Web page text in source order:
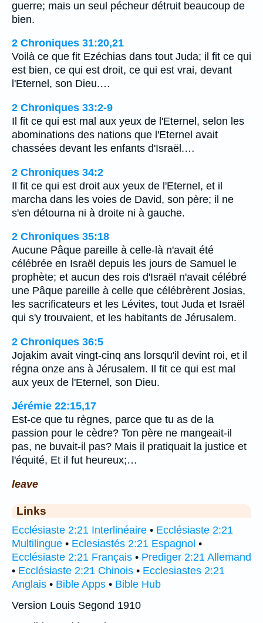
guerre; mais un seul pécheur détruit beaucoup de
bien.
2 Chroniques 31:20,21
Voilà ce que fit Ezéchias dans tout Juda; il fit ce qui
est bien, ce qui est droit, ce qui est vrai, devant
l'Eternel, son Dieu.…
2 Chroniques 33:2-9
Il fit ce qui est mal aux yeux de l'Eternel, selon les
abominations des nations que l'Eternel avait
chassées devant les enfants d'Israël.…
2 Chroniques 34:2
Il fit ce qui est droit aux yeux de l'Eternel, et il
marcha dans les voies de David, son père; il ne
s'en détourna ni à droite ni à gauche.
2 Chroniques 35:18
Aucune Pâque pareille à celle-là n'avait été
célébrée en Israël depuis les jours de Samuel le
prophète; et aucun des rois d'Israël n'avait célébré
une Pâque pareille à celle que célébrèrent Josias,
les sacrificateurs et les Lévites, tout Juda et Israël
qui s'y trouvaient, et les habitants de Jérusalem.
2 Chroniques 36:5
Jojakim avait vingt-cinq ans lorsqu'il devint roi, et il
régna onze ans à Jérusalem. Il fit ce qui est mal
aux yeux de l'Eternel, son Dieu.
Jérémie 22:15,17
Est-ce que tu règnes, parce que tu as de la
passion pour le cèdre? Ton père ne mangeait-il
pas, ne buvait-il pas? Mais il pratiquait la justice et
l'équité, Et il fut heureux;…
leave
Links
Ecclésiaste 2:21 Interlinéaire • Ecclésiaste 2:21
Multilingue • Eclesiastés 2:21 Espagnol •
Ecclésiaste 2:21 Français • Prediger 2:21 Allemand
• Ecclésiaste 2:21 Chinois • Ecclesiastes 2:21
Anglais • Bible Apps • Bible Hub
Version Louis Segond 1910